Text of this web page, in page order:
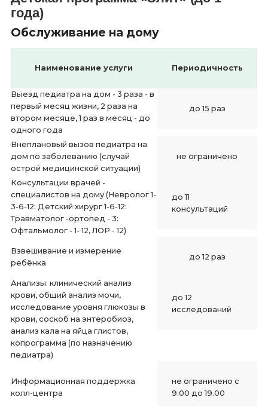
года)
Обслуживание на дому
Наименование услуги Периодичность
Выезд педиатра на дом - 3 раза - в
первый месяц жизни, 2 раза на
втором месяце, 1 раз в месяц - до
одного года
до 15 раз
Внеплановый вызов педиатра на
дом по заболеванию (случай
острой медицинской ситуации)
не ограничено
Консультации врачей -
специалистов на дому (Невролог 1-
3-6-12: Детский хирург 1-6-12:
Травматолог -ортопед - 3:
Офтальмолог - 1- 12, ЛОР - 12)
до 11
консультаций
Взвешивание и измерение
ребёнка
до 12 раз
Анализы: клинический анализ
крови, общий анализ мочи,
исследование уровня глюкозы в
крови, соскоб на энтеробиоз,
анализ кала на яйца глистов,
копрограмма (по назначению
педиатра)
до 12
исследований
Информационная поддержка
колл-центра
не ограничено с
9.00 до 19.00